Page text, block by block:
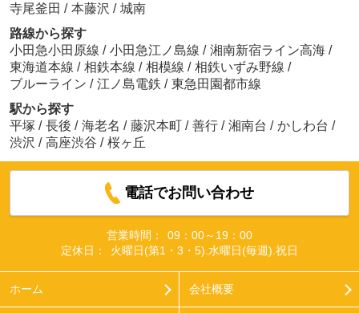
寺尾釜田 / 本藤沢 / 城南
路線から探す
小田急小田原線 / 小田急江ノ島線 / 湘南新宿ライン高海 /
東海道本線 / 相鉄本線 / 相模線 / 相鉄いずみ野線 /
ブルーライン / 江ノ島電鉄 / 東急田園都市線
駅から探す
平塚 / 長後 / 海老名 / 藤沢本町 / 善行 / 湘南台 / かしわ台 /
渋沢 / 高座渋谷 / 桜ヶ丘
電話でお問い合わせ
営業時間：
09：00～19：00
定休日：
火曜日(第1・3・5).水曜日(毎週).祝日
ホーム 会社概要